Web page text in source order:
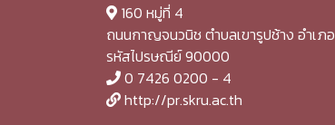
160 หมู่ที่ 4
ถนนกาญจนวนิช ตำบลเขารูปช้าง อำเภ
รหัสไปรษณีย์ 90000
0 7426 0200 - 4
http://pr.skru.ac.th